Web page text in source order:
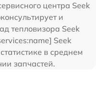
центра Seek
и
тепловизора Seek
Seek
в среднем
запчастей.